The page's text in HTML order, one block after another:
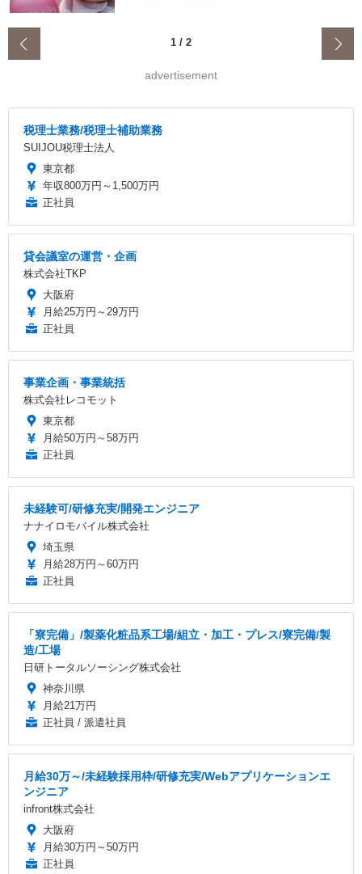
1 / 2
advertisement
税理士業務/税理士補助業務
SUIJOU税理士法人
東京都
年収800万円～1,500万円
正社員
貸会議室の運営・企画
株式会社TKP
大阪府
月給25万円～29万円
正社員
事業企画・事業統括
株式会社レコモット
東京都
月給50万円～58万円
正社員
未経験可/研修充実/開発エンジニア
ナナイロモバイル株式会社
埼玉県
月給28万円～60万円
正社員
「寮完備」/製薬化粧品系工場/組立・加工・プレス/寮完備/製
造/工場
日研トータルソーシング株式会社
神奈川県
月給21万円
正社員 / 派遣社員
月給30万～/未経験採用枠/研修充実/Webアプリケーションエ
ンジニア
infront株式会社
大阪府
月給30万円～50万円
正社員